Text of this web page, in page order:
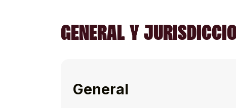
GENERAL Y
General